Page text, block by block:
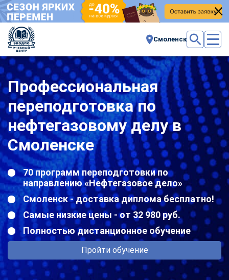
Смоленск
Профессиональная
переподготовка по
нефтегазовому делу в
Смоленске
70 программ переподготовки по
направлению «Нефтегазовое дело»
Смоленск - доставка диплома бесплатно!
Самые низкие цены - от 32 980 руб.
Полностью дистанционное обучение
Пройти обучение